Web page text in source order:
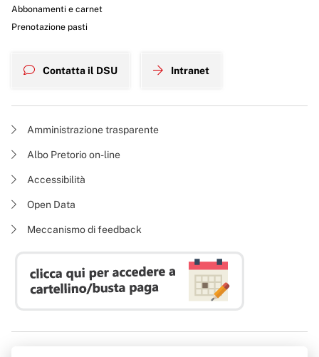
Abbonamenti e carnet
Prenotazione pasti
Contatta il DSU Intranet
Amministrazione trasparente
Albo Pretorio on-line
Accessibilità
Open Data
Meccanismo di feedback